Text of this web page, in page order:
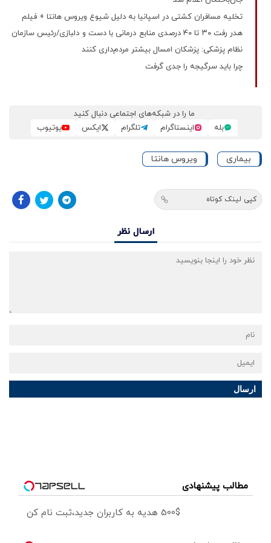
تخلیه مسافران کشتی در اسپانیا به دلیل شیوع ویروس هانتا + فیلم
هدر رفت ۳۰ تا ۴۰ درصدی منابع درمانی با دست و دلبازی/رئیس سازمان
نظام پزشکی: پزشکان امسال بیشتر مردم‌داری کنند
چرا باید سرگیجه را جدی گرفت
ما را در شبکه‌های اجتماعی دنبال کنید
بله
اینستاگرام تلگرام ایکس یوتیوب
بیماری ویروس هانتا
کپی لینک کوتاه
ارسال نظر
ارسال
مطالب پیشنهادی
500$ هدیه به کاربران جدید،ثبت نام کن